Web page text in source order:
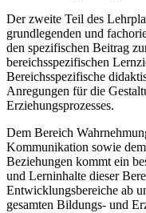
Der zweite Teil des
grundlegenden und
den spezifischen Beitrag
bereichsspezifischen
Bereichsspezifische
Anregungen für die
Erziehungsprozesses.
Dem Bereich
Kommunikation sowie
Beziehungen kommt ein
und Lerninhalte dieser
Entwicklungsbereiche ab
gesamten Bildungs- und